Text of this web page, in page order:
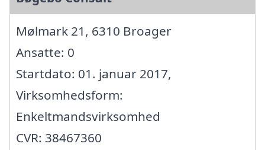
Mølmark 21, 6310 Broager
Ansatte: 0
Startdato: 01. januar 2017,
Virksomhedsform:
Enkeltmandsvirksomhed
CVR: 38467360